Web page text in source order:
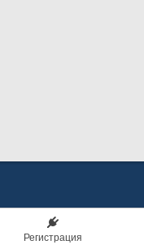
Регистрация